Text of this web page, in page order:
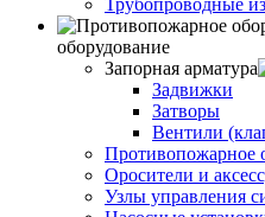
оборудование
Запорная арматура
Задвижки
Затворы
Вентили
Противопожарное
Оросители и
Узлы управления